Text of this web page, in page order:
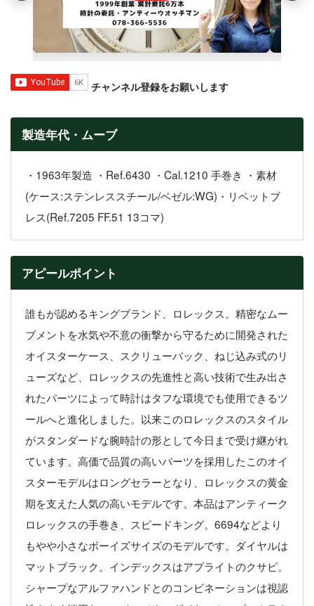
チャンネル登録をお願いします
製造年代・ムーブ
・1963年製造 ・Ref.6430 ・Cal.1210 手巻き ・素材
(ケース:ステンレススチール/ベゼル:WG)・リベットブ
レス(Ref.7205 FF.51 13コマ)
アピールポイント
誰もが認めるキングブランド、ロレックス。精密なムー
ブメントを水気や不意の衝撃から守るために開発された
オイスターケース、スクリューバック、ねじ込み式のリ
ューズなど、ロレックスの先進性と高い技術で生み出さ
れたパーツによって時計はタフな環境でも使用できるツ
ールへと進化しました。以来このロレックスのスタイル
がスタンダードな腕時計の形として今日まで受け継がれ
ています。高価で品質の高いパーツを採用したこのオイ
スターモデルはロングセラーとなり、ロレックスの黄金
期を支えた人気の高いモデルです。本品はアンティーク
ロレックスの手巻き、スピードキング。6694などより
もやや小さなボーイズサイズのモデルです。ダイヤルは
マットブラック。インデックスはアプライトのクサビ。
シャープなアルファハンドとのコンビネーションは視認